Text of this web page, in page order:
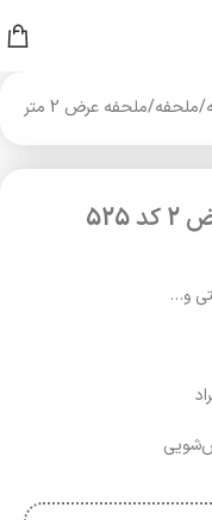
/ملحفه/ملحفه عرض 2 متر
و…